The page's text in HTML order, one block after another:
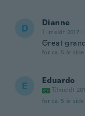
D Dianne
Tilmeldt 2017 ·
Great
for ca. 5 år
E Eduardo
Tilmeldt
for ca. 5 år